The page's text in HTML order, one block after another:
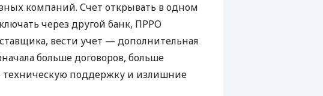
компаний. Счет открывать в одном
через другой банк, ПРРО
вести учет — дополнительная
больше договоров, больше
техническую поддержку и излишние